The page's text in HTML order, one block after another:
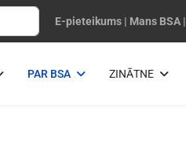
E-pieteikums | Mans BSA |
PAR BSA ZINĀTNE